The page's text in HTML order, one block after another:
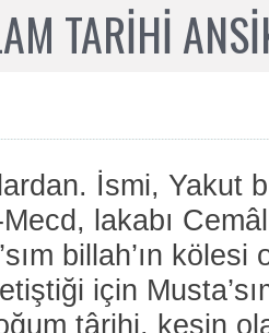
TARİHİ
İsmi, Yakut
lakabı
billah’ın
için
târihi, kesin